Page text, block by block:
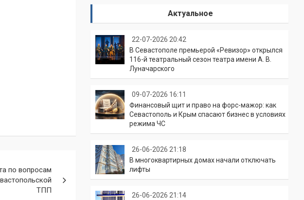
по вопросам
ТПП
Актуальное
22-07-2026 20:42
В Севастополе премьерой «Ревизор» открылся
116-й театральный сезон театра имени А. В.
Луначарского
09-07-2026 16:11
Финансовый щит и право на форс-мажор: как
Севастополь и Крым спасают бизнес в условиях
режима ЧС
26-06-2026 21:18
В многоквартирных домах начали отключать
лифты
26-06-2026 21:14